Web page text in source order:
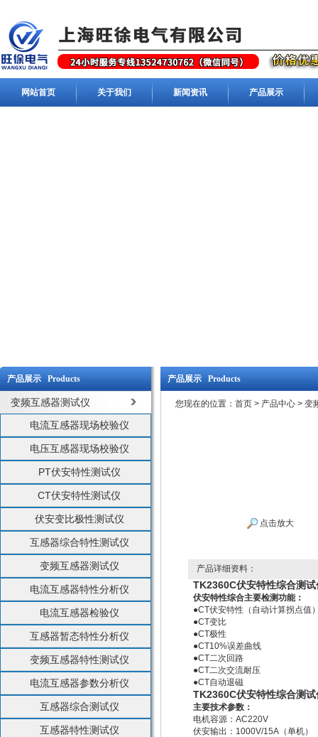
网站首页 关于我们 新闻资讯 产品展示
产品展示 Products
变频互感器测试仪
电流互感器现场校验仪
电压互感器现场校验仪
PT伏安特性测试仪
CT伏安特性测试仪
伏安变比极性测试仪
互感器综合特性测试仪
变频互感器测试仪
电流互感器特性分析仪
电流互感器检验仪
互感器暂态特性分析仪
变频互感器特性测试仪
电流互感器参数分析仪
互感器综合测试仪
互感器特性测试仪
产品展示 Products
您现在的位置： 首页 > 产品中心 > 变
点击放大
产品详细资料：
TK2360C伏安特性综合测试
伏安特性综合主要检测功能：
●CT伏安特性（自动计算拐点值
●CT变比
●CT极性
●CT10%误差曲线
●CT二次回路
●CT二次交流耐压
●CT自动退磁
TK2360C伏安特性综合测试
主要技术参数：
电机容源：AC220V
伏安输出：1000V/15A （单机）